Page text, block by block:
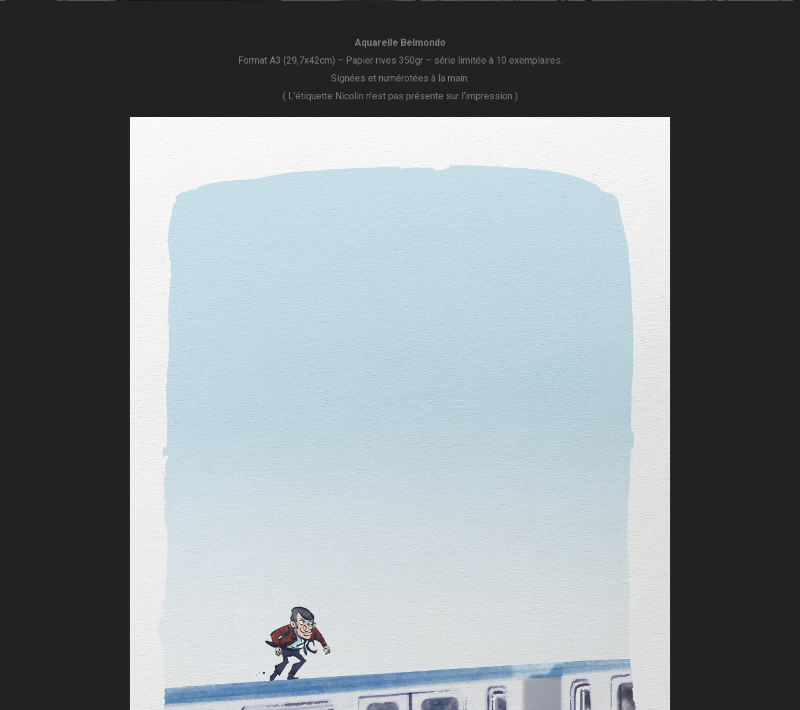
Aquarelle Belmondo
Format A3 (29,7x42cm) – Papier rives 350gr – série limitée à 10 exemplaires.
Signées et numérotées à la main.
( L’étiquette Nicolin n’est pas présente sur l’impression )